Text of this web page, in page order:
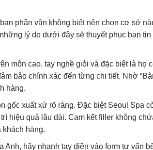
phân vân không biết nên chọn cơ sở
lý do dưới đây sẽ thuyết phục bạn
môn cao, tay nghề giỏi và đặc biệt là họ
bảo chính xác đến từng chi tiết. Nhờ
hàng.
gốc xuất xứ rõ ràng. Đặc biệt Seoul Spa
hiệu quả lâu dài. Cam kết filler không
khách hàng.
Anh, hãy nhanh tay điền vào form tư vấn